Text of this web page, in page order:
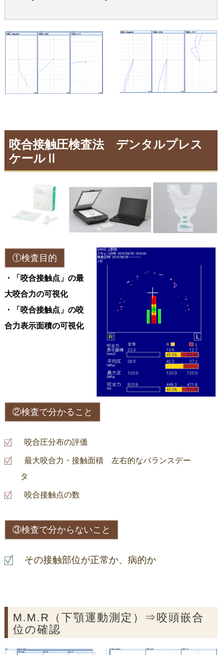
咬合接触圧検査法 デンタルプレス
ケールⅡ
①検査目的
・「咬合接触点」の最
大咬合力の可視化
・「咬合接触点」の咬
合力表示面積の可視化
②検査で分かること
咬合圧分布の評価
最大咬合力・接触面積 左右的なバランスデー
タ
咬合接触点の数
③検査で分からないこと
その接触部位が正常か、病的か
M.M.R（下顎運動測定）⇒咬頭嵌合
位の確認